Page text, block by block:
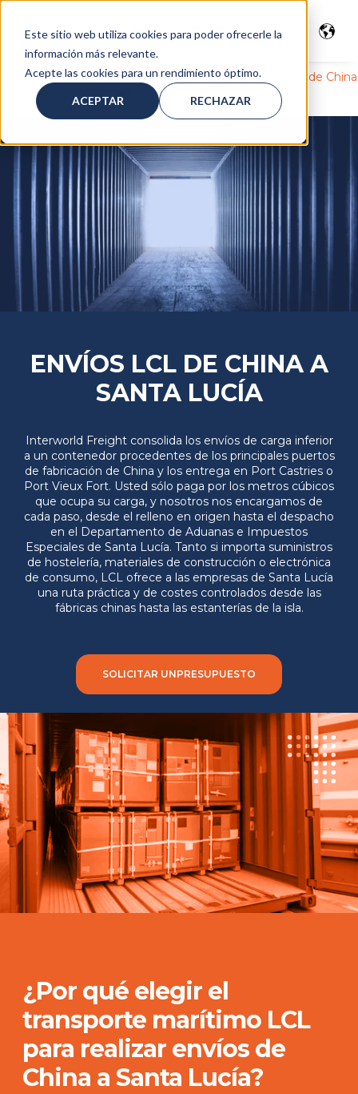
Este sitio web utiliza cookies para poder ofrecerle la
información más relevante.
Acepte las cookies para un rendimiento óptimo.
ACEPTAR RECHAZAR
Servicios>Transporte marítimo>LCL> Envíos LCL desde China
Envíos LCL de China a Santa Lucía
ENVÍOS LCL DE CHINA A
SANTA LUCÍA
Interworld Freight consolida los envíos de carga inferior
a un contenedor procedentes de los principales puertos
de fabricación de China y los entrega en Port Castries o
Port Vieux Fort. Usted sólo paga por los metros cúbicos
que ocupa su carga, y nosotros nos encargamos de
cada paso, desde el relleno en origen hasta el despacho
en el Departamento de Aduanas e Impuestos
Especiales de Santa Lucía. Tanto si importa suministros
de hostelería, materiales de construcción o electrónica
de consumo, LCL ofrece a las empresas de Santa Lucía
una ruta práctica y de costes controlados desde las
fábricas chinas hasta las estanterías de la isla.
SOLICITAR UNPRESUPUESTO
¿Por qué elegir el
transporte marítimo LCL
para realizar envíos de
China a Santa Lucía?